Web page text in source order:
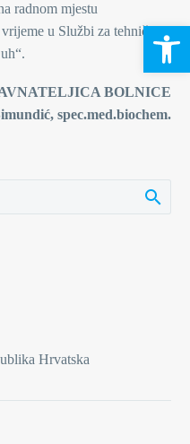
radnom mjestu
u Službi za tehničke
BOLNICE
spec.med.biochem.
Hrvatska